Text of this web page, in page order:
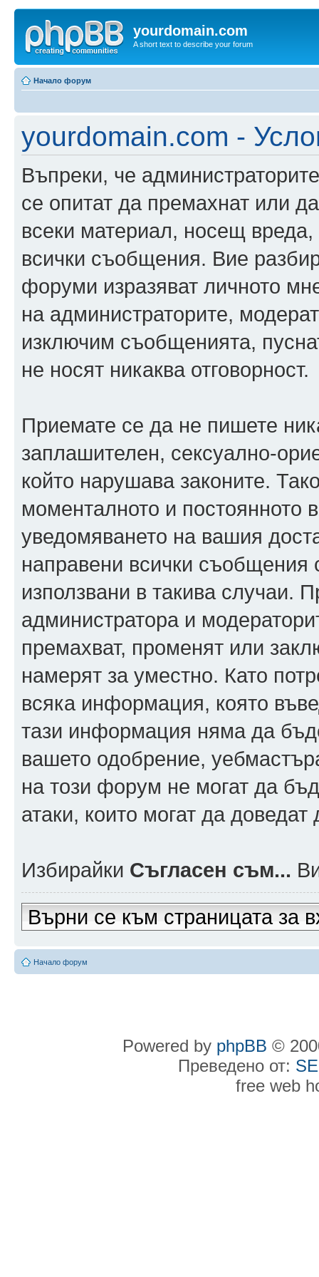
yourdomain.com
A short text to describe your forum
Начало форум
yourdomain.com -
Въпреки, че
се опитат да премахнат или
всеки материал, носещ
всички съобщения. Вие
форуми изразяват личното
на администраторите,
изключим съобщенията,
не носят никаква отговорност.
Приемате се да не пишете
заплашителен, сексуално-
който нарушава законите.
моменталното и постоянното
уведомяването на вашия
направени всички съобщения
използвани в такива случаи.
администратора и
премахват, променят или
намерят за уместно. Като
всяка информация, която
тази информация няма да
вашето одобрение,
на този форум не могат да
атаки, които могат да
Избирайки Съгласен съм...
Върни се към страницата за
Начало форум
Powered by phpBB ©
Преведено от:
free web